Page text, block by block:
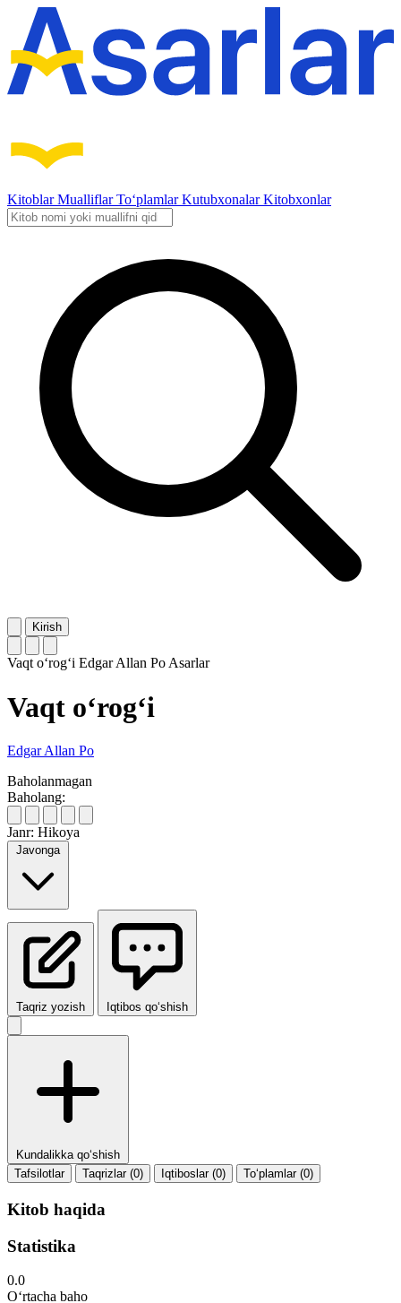
KitoblarMualliflarTo‘plamlarKutubxonalarKitobxonlar
Kirish
Vaqt o‘rog‘i Edgar Allan PoAsarlar
Vaqt o‘rog‘i
Edgar Allan Po
Baholanmagan
Baholang:
Janr: Hikoya
Javonga
Taqriz yozish Iqtibos qo‘shish
Kundalikka qo‘shish
Tafsilotlar
Taqrizlar (0) Iqtiboslar (0) To‘plamlar (0)
Kitob haqida
Statistika
0.0
O‘rtacha baho